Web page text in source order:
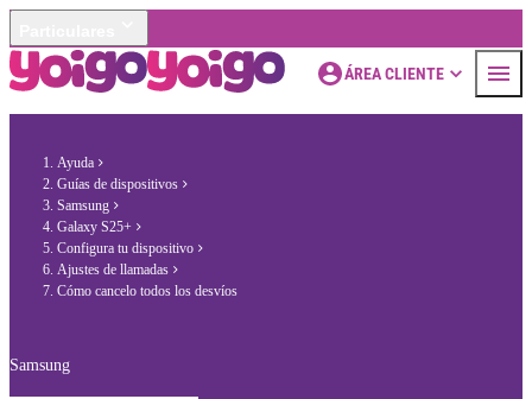
ÁREA CLIENTE
Ayuda
Guías de dispositivos
Samsung
Galaxy S25+
Configura tu dispositivo
Ajustes de llamadas
Cómo cancelo todos los desvíos
Samsung